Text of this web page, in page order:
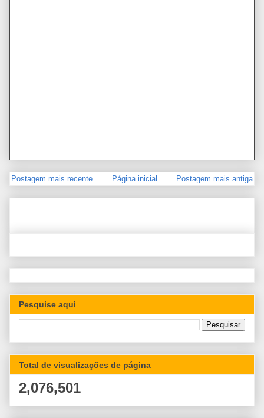
Postagem mais recente Postagem mais antiga
Página inicial
Pesquise aqui
Total de visualizações de página
2,076,501